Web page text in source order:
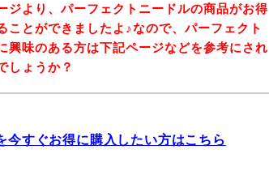
ジより、パーフェクトニードルの商品がお得
ことができましたよ♪なので、パーフェクト
興味のある方は下記ページなどを参考にされ
しょうか？
今すぐお得に購入したい方はこちら